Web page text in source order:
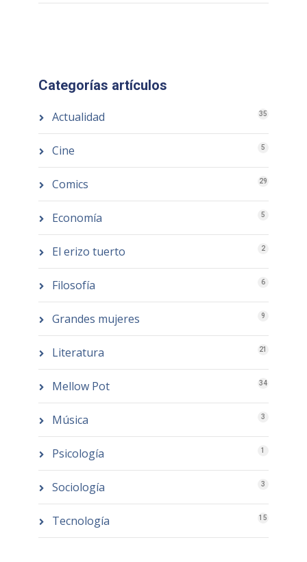
Categorías artículos
Actualidad 35
Cine 5
Comics 29
Economía 5
El erizo tuerto 2
Filosofía 6
Grandes mujeres 9
Literatura 21
Mellow Pot 34
Música 3
Psicología 1
Sociología 3
Tecnología 15